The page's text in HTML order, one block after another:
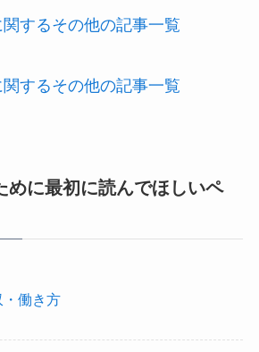
関するその他の記事一覧
関するその他の記事一覧
めに最初に読んでほしいペ
働き方